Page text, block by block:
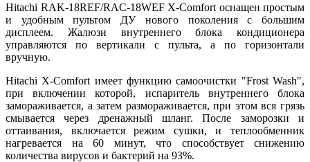
Hitachi RAK-18REF/RAC-18WEF X-Сomfort оснащен простым
и удобным пультом ДУ нового поколения с большим
дисплеем. Жалюзи внутреннего блока кондиционера
управляются по вертикали с пульта, а по горизонтали
вручную.
Hitachi X-Сomfort имеет функцию самоочистки "Frost Wash",
при включении которой, испаритель внутреннего блока
замораживается, а затем размораживается, при этом вся грязь
смывается через дренажный шланг. После заморозки и
оттаивания, включается режим сушки, и теплообменник
нагревается на 60 минут, что способствует снижению
количества вирусов и бактерий на 93%.